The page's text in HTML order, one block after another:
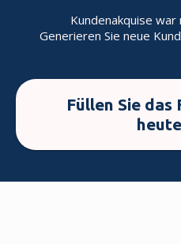
Kundenakquise war
Generieren Sie neue
Füllen Sie das